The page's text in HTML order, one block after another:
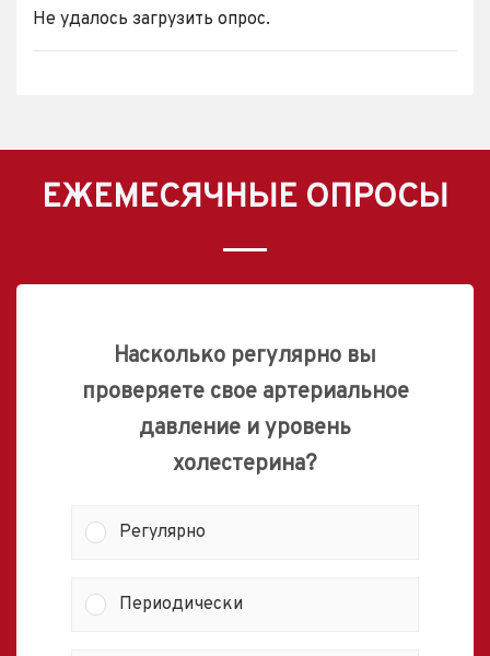
Не удалось загрузить опрос.
ЕЖЕМЕСЯЧНЫЕ ОПРОСЫ
Насколько регулярно вы
проверяете свое артериальное
давление и уровень
холестерина?
Регулярно
Периодически